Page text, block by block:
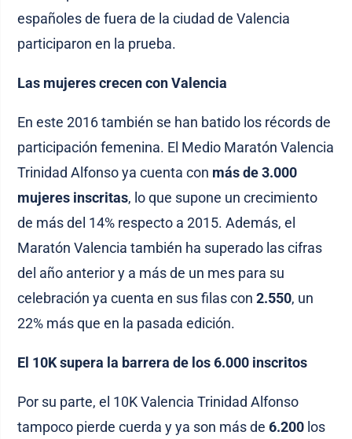
españoles de fuera de la ciudad de Valencia
participaron en la prueba.
Las mujeres crecen con Valencia
En este 2016 también se han batido los récords de
participación femenina. El Medio Maratón Valencia
Trinidad Alfonso ya cuenta con más de 3.000
mujeres inscritas, lo que supone un crecimiento
de más del 14% respecto a 2015. Además, el
Maratón Valencia también ha superado las cifras
del año anterior y a más de un mes para su
celebración ya cuenta en sus filas con2.550, un
22% más que en la pasada edición.
El 10K supera la barrera de los 6.000 inscritos
Por su parte, el 10K Valencia Trinidad Alfonso
tampoco pierde cuerda y ya son más de6.200 los